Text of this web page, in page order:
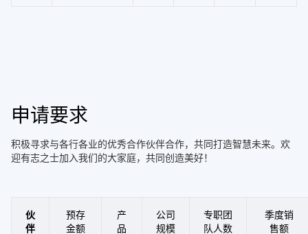
申请要求
积极寻求与各行各业的优秀合作伙伴合作，共同打造智慧未来。欢
迎有志之士加入我们的大家庭，共同创造美好！
伙
伴
预存
金额
产
品
公司
规模
专职团
队人数
季度销
售额